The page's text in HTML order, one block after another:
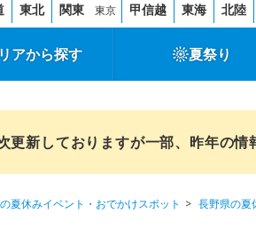
東北 関東 東京 甲信越 東海 北陸
アから探す 夏祭り
更新しておりますが一部、昨年の情
夏休みイベント・おでかけスポット 長野県の夏